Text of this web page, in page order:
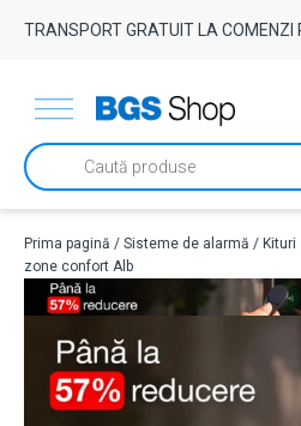
TRANSPORT GRATUIT LA COMENZI
Products
search
Prima pagină / Sisteme de alarmă /
zone confort Alb